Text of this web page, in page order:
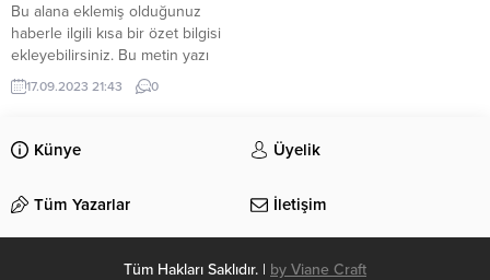
Bu alana eklemiş olduğunuz
haberle ilgili kısa bir özet bilgisi
ekleyebilirsiniz. Bu metin yazı
düzenleme sayfasında “Özet”
bölümünden eklenebilir. Özet
olarak bu şekilde gösterilir,
eklenmemişse bu alan boş kalır.
17.09.2023 21:43 0
Künye Üyelik
Tüm Yazarlar İletişim
Tüm Hakları Saklıdır. | by Viane Craft